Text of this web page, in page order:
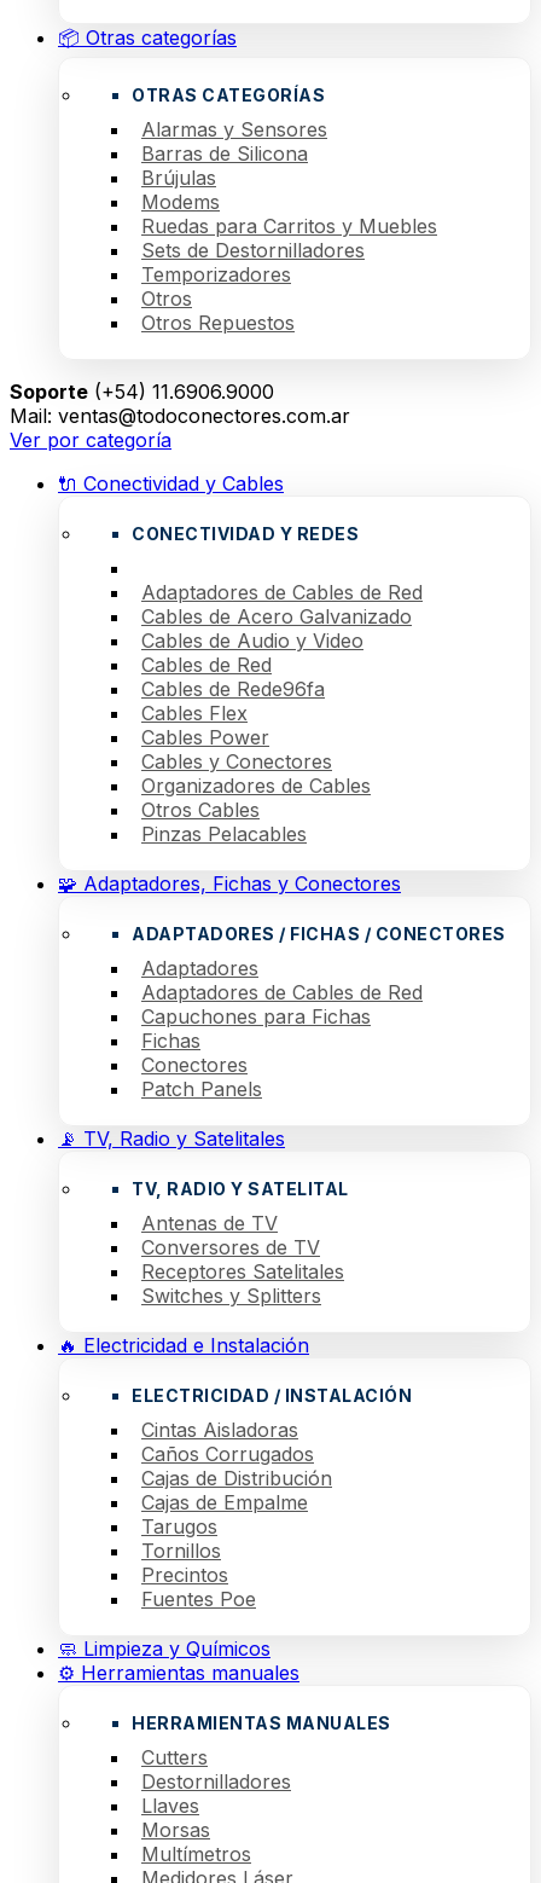
📦 Otras categorías
OTRAS CATEGORÍAS
Alarmas y Sensores
Barras de Silicona
Brújulas
Modems
Ruedas para Carritos y Muebles
Sets de Destornilladores
Temporizadores
Otros
Otros Repuestos
Soporte (+54) 11.6906.9000
Mail: ventas@todoconectores.com.ar
Ver por categoría
🔌 Conectividad y Cables
CONECTIVIDAD Y REDES
Adaptadores de Cables de Red
Cables de Acero Galvanizado
Cables de Audio y Video
Cables de Red
Cables de Rede96fa
Cables Flex
Cables Power
Cables y Conectores
Organizadores de Cables
Otros Cables
Pinzas Pelacables
🧩 Adaptadores, Fichas y Conectores
ADAPTADORES / FICHAS / CONECTORES
Adaptadores
Adaptadores de Cables de Red
Capuchones para Fichas
Fichas
Conectores
Patch Panels
📡 TV, Radio y Satelitales
TV, RADIO Y SATELITAL
Antenas de TV
Conversores de TV
Receptores Satelitales
Switches y Splitters
🔥 Electricidad e Instalación
ELECTRICIDAD / INSTALACIÓN
Cintas Aisladoras
Caños Corrugados
Cajas de Distribución
Cajas de Empalme
Tarugos
Tornillos
Precintos
Fuentes Poe
🧼 Limpieza y Químicos
⚙️ Herramientas manuales
HERRAMIENTAS MANUALES
Cutters
Destornilladores
Llaves
Morsas
Multímetros
Medidores Láser